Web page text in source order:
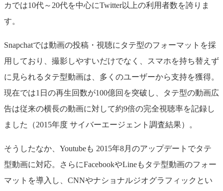
カでは10代～20代を中心にTwitter以上の利用者数を誇りま
す。
Snapchatでは動画の投稿・視聴にタテ型のフォーマットを採
用しており、撮影しやすいだけでなく、スマホを持ち替えず
に見られるタテ型動画は、多くのユーザーから支持を獲得。
現在では1日の再生回数が100億回を突破し、タテ型の動画広
告は従来の横長の動画に対して約9倍の完全視聴率を記録し
ました（2015年度 サイバーエージェント調査結果）。
そうしたなか、Youtubeも 2015年8月のアップデートでタテ
型動画に対応。さらにFacebookやLineもタテ型動画のフォー
マットを導入し、CNNやナショナルジオグラフィックとい